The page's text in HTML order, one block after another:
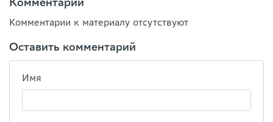
Комментарии к материалу отсутствуют
Оставить комментарий
Имя